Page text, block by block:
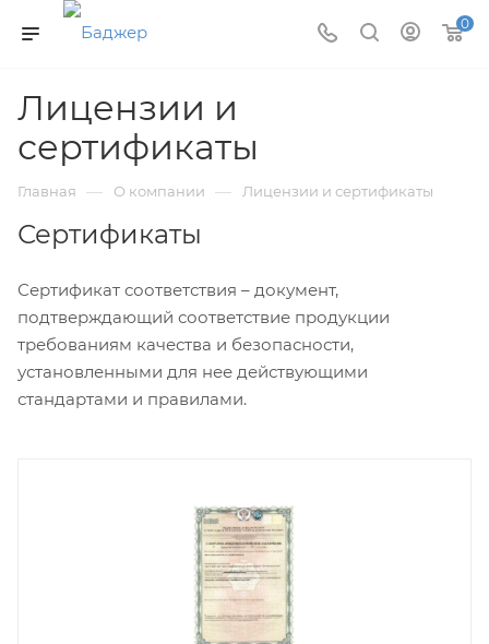
0
Лицензии и
сертификаты
Главная — О компании — Лицензии и сертификаты
Сертификаты
Сертификат соответствия – документ,
подтверждающий соответствие продукции
требованиям качества и безопасности,
установленными для нее действующими
стандартами и правилами.